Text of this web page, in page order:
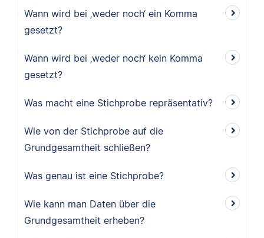
Wann wird bei ‚weder noch‘ ein Komma
gesetzt?
Wann wird bei ‚weder noch‘ kein Komma
gesetzt?
Was macht eine Stichprobe repräsentativ?
Wie von der Stichprobe auf die
Grundgesamtheit schließen?
Was genau ist eine Stichprobe?
Wie kann man Daten über die
Grundgesamtheit erheben?